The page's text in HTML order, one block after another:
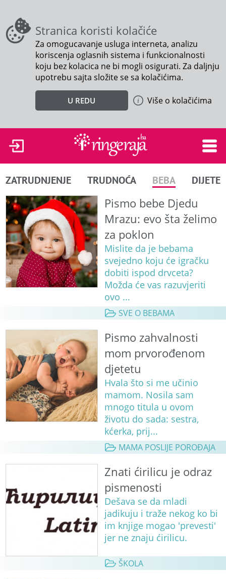
Stranica koristi kolačiće
Za omogucavanje usluga interneta, analizu
koriscenja oglasnih sistema i funkcionalnosti
koju bez kolacica ne bi mogli osigurati. Za daljnju
upotrebu sajta složite se sa kolačićima.
U REDU Više o kolačićima
ZATRUDNJENJE TRUDNOĆA BEBA DIJETE
Pismo bebe Djedu
Mrazu: evo šta želimo
za poklon
Mislite da je bebama
svejedno koju će igračku
dobiti ispod drvceta?
Možda će vas razuvjeriti
ovo ...
SVE O BEBAMA
Pismo zahvalnosti
mom prvorođenom
djetetu
Hvala što si me učinio
mamom. Nosila sam
mnogo titula u ovom
životu do sada: sestra,
kćerka, prij...
MAMA POSLIJE POROĐAJA
Znati ćirilicu je odraz
pismenosti
Dešava se da mladi
jadikuju i traže nekog ko bi
im knjige mogao 'prevesti'
jer ne znaju ćirilicu.
ŠKOLA